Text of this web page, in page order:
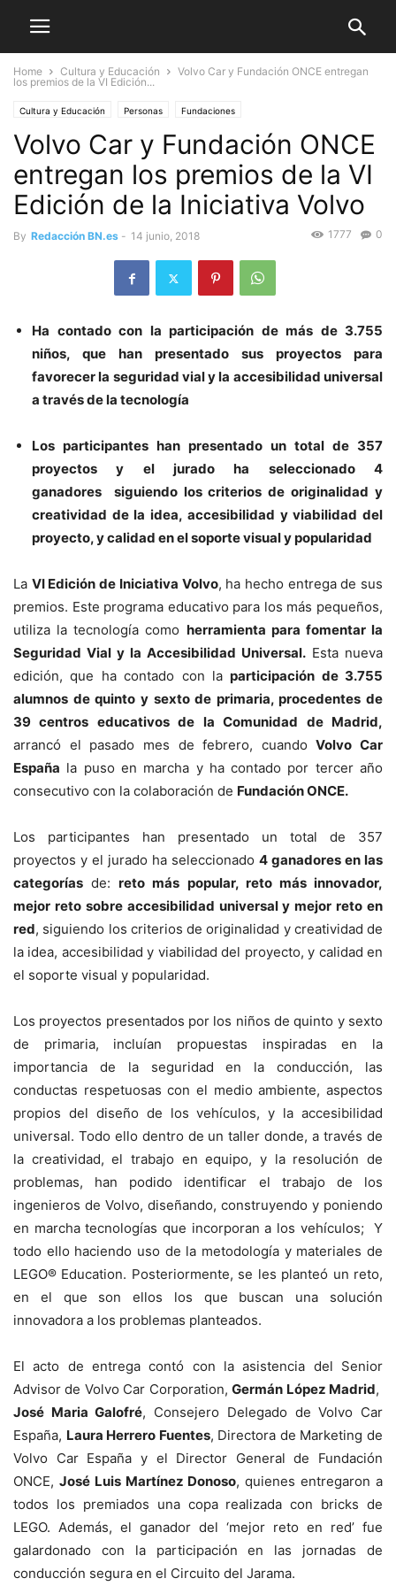
Home Cultura y Educación
Volvo Car y Fundación ONCE entregan
los premios de la VI Edición...
Cultura y Educación Personas Fundaciones
Volvo Car y Fundación ONCE
entregan los premios de la VI
Edición de la Iniciativa Volvo
By Redacción BN.es - 14 junio, 2018 0
1777
Ha contado con la participación de más de 3.755
niños, que han presentado sus proyectos para
favorecer la seguridad vial y la accesibilidad universal
a través de la tecnología
Los participantes han presentado un total de 357
proyectos y el jurado ha seleccionado 4
ganadores siguiendo los criterios de originalidad y
creatividad de la idea, accesibilidad y viabilidad del
proyecto, y calidad en el soporte visual y popularidad
La VI Edición de Iniciativa Volvo, ha hecho entrega de sus
premios. Este programa educativo para los más pequeños,
utiliza la tecnología como herramienta para fomentar la
Seguridad Vial y la Accesibilidad Universal. Esta nueva
edición, que ha contado con laparticipación de 3.755
alumnos de quinto y sexto de primaria, procedentes de
39 centros educativos de la Comunidad de Madrid,
arrancó el pasado mes de febrero, cuandoVolvo Car
España la puso en marcha y ha contado por tercer año
consecutivo con la colaboración de Fundación ONCE.
Los participantes han presentado un total de 357
proyectos y el jurado ha seleccionado 4 ganadores en las
categorías de:reto más popular, reto más innovador,
mejor reto sobre accesibilidad universal y mejor reto en
red, siguiendo los criterios de originalidad y creatividad de
la idea, accesibilidad y viabilidad del proyecto, y calidad en
el soporte visual y popularidad.
Los proyectos presentados por los niños de quinto y sexto
de primaria, incluían propuestas inspiradas en la
importancia de la seguridad en la conducción, las
conductas respetuosas con el medio ambiente, aspectos
propios del diseño de los vehículos, y la accesibilidad
universal. Todo ello dentro de un taller donde, a través de
la creatividad, el trabajo en equipo, y la resolución de
problemas, han podido identificar el trabajo de los
ingenieros de Volvo, diseñando, construyendo y poniendo
en marcha tecnologías que incorporan a los vehículos; Y
todo ello haciendo uso de la metodología y materiales de
LEGO® Education. Posteriormente, se les planteó un reto,
en el que son ellos los que buscan una solución
innovadora a los problemas planteados.
El acto de entrega contó con la asistencia del Senior
Advisor de Volvo Car Corporation,Germán López Madrid,
José Maria Galofré, Consejero Delegado de Volvo Car
España, Laura Herrero Fuentes, Directora de Marketing de
Volvo Car España y el Director General de Fundación
ONCE, José Luis Martínez Donoso, quienes entregaron a
todos los premiados una copa realizada con bricks de
LEGO. Además, el ganador del ‘mejor reto en red’ fue
galardonado con la participación en las jornadas de
conducción segura en el Circuito del Jarama.